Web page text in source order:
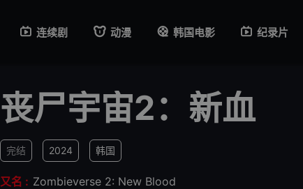
连续剧 动漫 韩国电影 纪录片
丧尸宇宙2：新血
完结 2024 韩国
又名 : Zombieverse 2: New Blood